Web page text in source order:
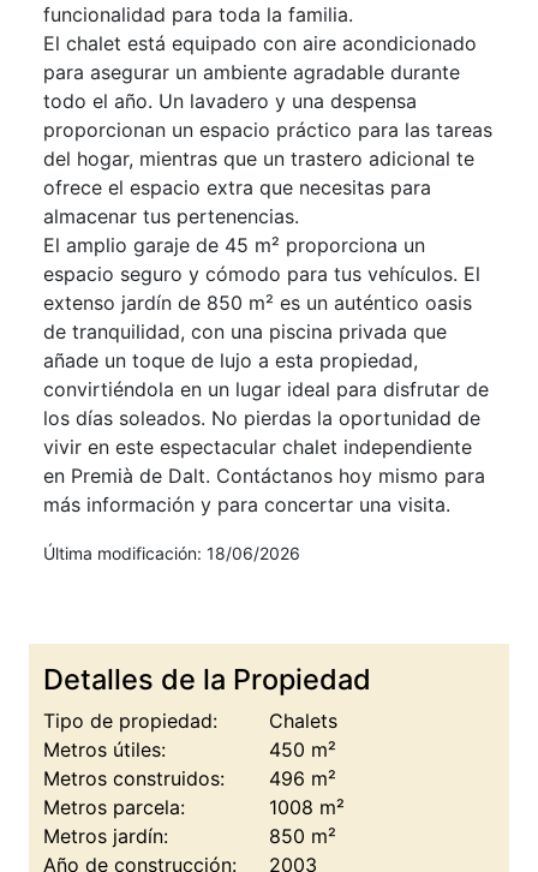
funcionalidad para toda la familia.
El chalet está equipado con aire acondicionado
para asegurar un ambiente agradable durante
todo el año. Un lavadero y una despensa
proporcionan un espacio práctico para las tareas
del hogar, mientras que un trastero adicional te
ofrece el espacio extra que necesitas para
almacenar tus pertenencias.
El amplio garaje de 45 m² proporciona un
espacio seguro y cómodo para tus vehículos. El
extenso jardín de 850 m² es un auténtico oasis
de tranquilidad, con una piscina privada que
añade un toque de lujo a esta propiedad,
convirtiéndola en un lugar ideal para disfrutar de
los días soleados. No pierdas la oportunidad de
vivir en este espectacular chalet independiente
en Premià de Dalt. Contáctanos hoy mismo para
más información y para concertar una visita.
Última modificación: 18/06/2026
Detalles de la Propiedad
Tipo de propiedad:
Chalets
Metros útiles:
450 m²
Metros construidos:
496 m²
Metros parcela:
1008 m²
Metros jardín:
850 m²
Año de construcción:
2003